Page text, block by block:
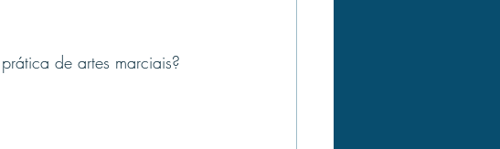
de artes marciais?